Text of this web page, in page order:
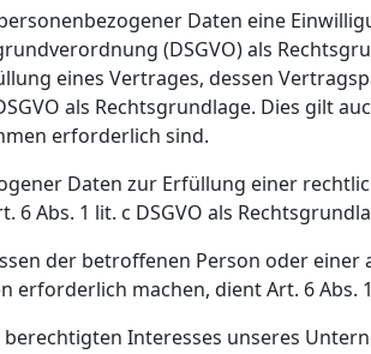
Daten eine
(DSGVO) als
eines Vertrages, dessen
als Rechtsgrundlage. Dies gilt
erforderlich sind.
Daten zur Erfüllung einer
Abs. 1 lit. c DSGVO als
der betroffenen Person oder
machen, dient Art. 6 Abs.
Interesses unseres